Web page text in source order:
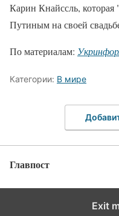
Карин Кнайссль, которая
Путиным на своей
По материалам:
Категории: В мире
Главпост
Exit